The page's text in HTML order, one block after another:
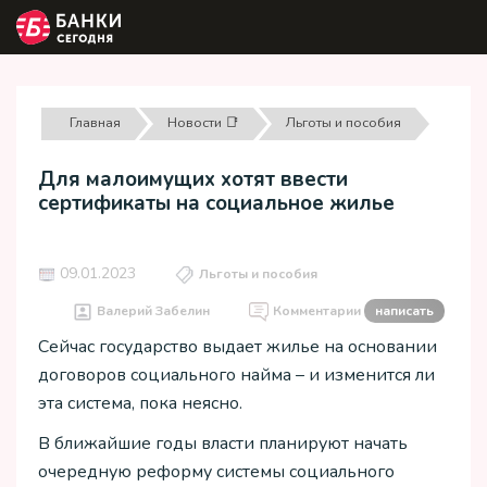
Главная Новости 📑 Льготы и пособия
Для малоимущих хотят ввести
сертификаты на социальное жилье
09.01.2023 Льготы и пособия
Валерий Забелин Комментарии написать
Сейчас государство выдает жилье на основании
договоров социального найма – и изменится ли
эта система, пока неясно.
В ближайшие годы власти планируют начать
очередную реформу системы социального